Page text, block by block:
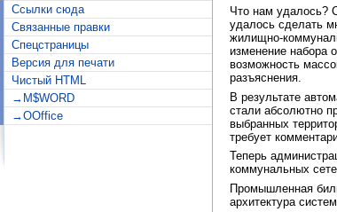
Ссылки сюда
Связанные правки
Спецстраницы
Версия для печати
Чистый HTML
→M$WORD
→OOffice
Что нам удалось?
удалось сделать
жилищно-
изменение набора
возможность
разъяснения.
В результате
стали абсолютно
выбранных
требует
Теперь
коммунальных
Промышленная
архитектура